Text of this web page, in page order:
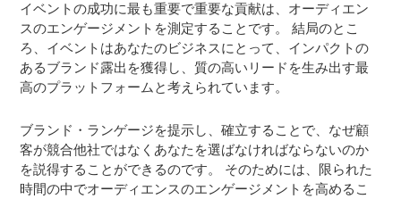
イベントの成功に最も重要で重要な貢献は、オーディエン
スのエンゲージメントを測定することです。 結局のとこ
ろ、イベントはあなたのビジネスにとって、インパクトの
あるブランド露出を獲得し、質の高いリードを生み出す最
高のプラットフォームと考えられています。
ブランド・ランゲージを提示し、確立することで、なぜ顧
客が競合他社ではなくあなたを選ばなければならないのか
を説得することができるのです。 そのためには、限られた
時間の中でオーディエンスのエンゲージメントを高めるこ